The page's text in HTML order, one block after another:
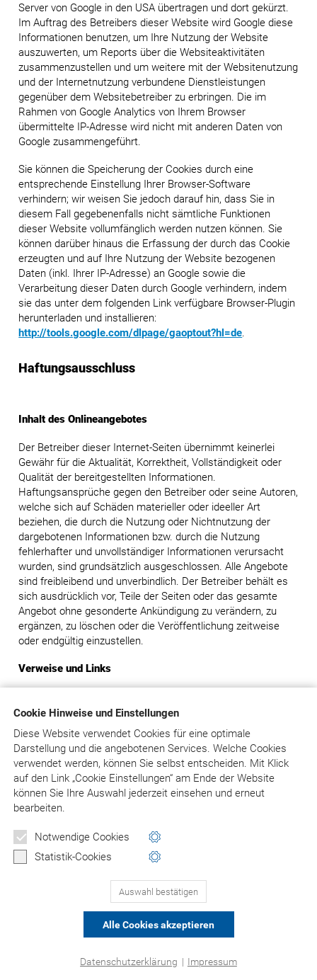
Cookie Hinweise und Einstellungen
Diese Website verwendet Cookies für eine optimale
Darstellung und die angebotenen Services. Welche Cookies
verwendet werden, können Sie selbst entscheiden. Mit Klick
aufden Link „Cookie Einstellungen“ am Ende der Website
können Sie Ihre Auswahl jederzeit einsehen und erneut
bearbeiten.
Notwendige Cookies
Statistik-Cookies
Auswahl bestätigen
Alle Cookies akzeptieren
Datenschutzerklärung | Impressum
Server von Google in den USA übertragen und dort gekürzt.
Im Auftrag des Betreibers dieser Website wird Google diese
Informationen benutzen, um Ihre Nutzung der Website
auszuwerten, um Reports über die Websiteaktivitäten
zusammenzustellen und um weitere mit der Websitenutzung
und der Internetnutzung verbundene Dienstleistungen
gegenüber dem Websitebetreiber zu erbringen. Die im
Rahmen von Google Analytics von Ihrem Browser
übermittelte IP-Adresse wird nicht mit anderen Daten von
Google zusammengeführt.
Sie können die Speicherung der Cookies durch eine
entsprechende Einstellung Ihrer Browser-Software
verhindern; wir weisen Sie jedoch darauf hin, dass Sie in
diesem Fall gegebenenfalls nicht sämtliche Funktionen
dieser Website vollumfänglich werden nutzen können. Sie
können darüber hinaus die Erfassung der durch das Cookie
erzeugten und auf Ihre Nutzung der Website bezogenen
Daten (inkl. Ihrer IP-Adresse) an Google sowie die
Verarbeitung dieser Daten durch Google verhindern, indem
sie das unter dem folgenden Link verfügbare Browser-Plugin
herunterladen und installieren:
http://tools.google.com/dlpage/gaoptout?hl=de.
Haftungsausschluss
Inhalt des Onlineangebotes
Der Betreiber dieser Internet-Seiten übernimmt keinerlei
Gewähr für die Aktualität, Korrektheit, Vollständigkeit oder
Qualität der bereitgestellten Informationen.
Haftungsansprüche gegen den Betreiber oder seine Autoren,
welche sich auf Schäden materieller oder ideeller Art
beziehen, die durch die Nutzung oder Nichtnutzung der
dargebotenen Informationen bzw. durch die Nutzung
fehlerhafter und unvollständiger Informationen verursacht
wurden, sind grundsätzlich ausgeschlossen. Alle Angebote
sind freibleibend und unverbindlich. Der Betreiber behält es
sich ausdrücklich vor, Teile der Seiten oder das gesamte
Angebot ohne gesonderte Ankündigung zu verändern, zu
ergänzen, zu löschen oder die Veröffentlichung zeitweise
oder endgültig einzustellen.
Verweise und Links
Inhalten aller gelinkten/verknüpften Seiten. Diese
Feststellung gilt für alle innerhalb des eigenen
Internetangebotes gesetzten Links und Verweise.
Rechtswirksamkeit dieses Haftungsausschlusses
Dieser Haftungsausschluss ist als Teil des gesamten
Internetangebotes des Betreibers zu betrachten. Sofern
Teile oder einzelne Formulierungen dieses Textes der
geltenden Rechtslage nicht, nicht mehr oder nicht
vollständig entsprechen sollten, bleiben die übrigen Teile des